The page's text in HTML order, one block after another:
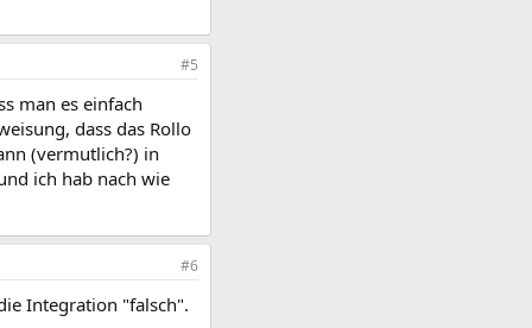
#5
man es einfach
dass das Rollo
(vermutlich?) in
ich hab nach wie
#6
Integration "falsch".